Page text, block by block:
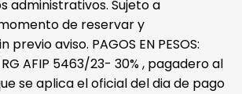
Sujeto a
de reservar y
aviso. PAGOS EN PESOS:
AFIP 5463/23- 30% , pagadero al
se aplica el oficial del dia de pago